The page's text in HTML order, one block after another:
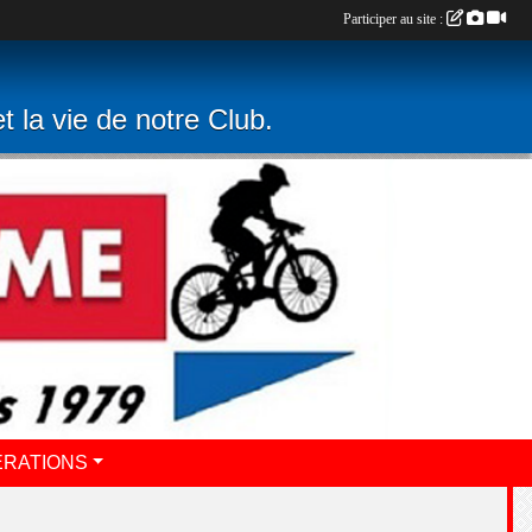
la vie de notre Club.
Participer au site :